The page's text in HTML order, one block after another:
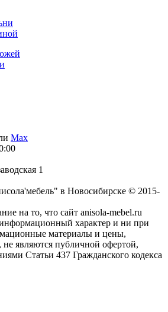
Max
1
в Новосибирске © 2015-
на то, что сайт anisola-mebel.ru
характер и ни при
материалы и цены,
являются публичной офертой,
Статьи 437 Гражданского кодекса